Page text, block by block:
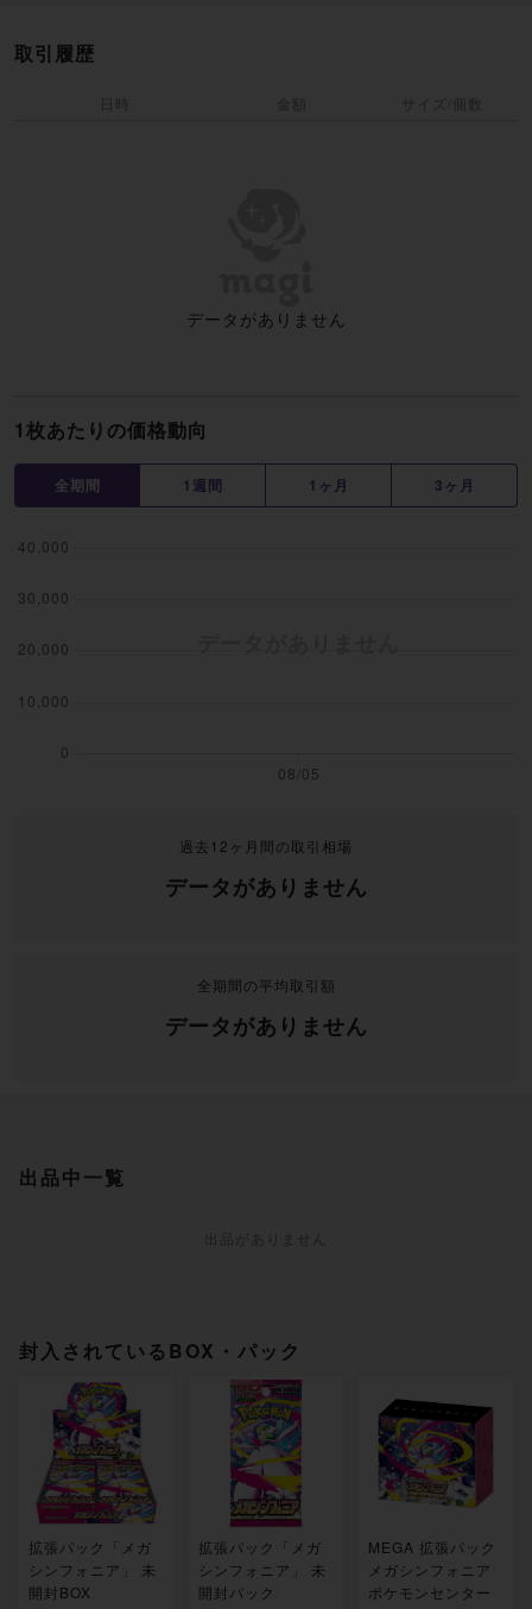
1枚あたりの価格動向
全期間 1週間 1ヶ月 3ヶ月
過去12ヶ月間の取引相場
データがありません
全期間の平均取引額
データがありません
取引履歴
日時 金額 サイズ/個数
データがありません
出品中一覧
封入されているBOX・パック
拡張パック「メガ
シンフォニア」 未
開封BOX
拡張パック「メガ
シンフォニア」 未
開封パック
MEGA 拡張パック
メガシンフォニア
ポケモンセンター